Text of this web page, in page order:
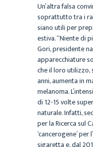
Un’altra falsa
soprattutto tra i
siano utili per
estiva. “Niente di
Gori, presidente
apparecchiature
che il loro
anni, aumenta in
melanoma.
di 12-15 volte
naturale. Infatti,
per la Ricerca sul
‘cancerogene’